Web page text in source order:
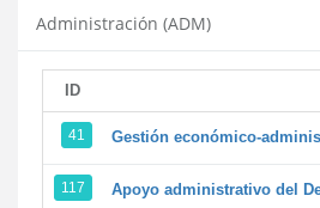
Administración (ADM)
ID
41 Gestión económico-
117 Apoyo administrativo del